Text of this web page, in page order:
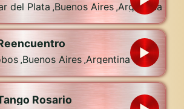
del Plata ,Buenos Aires ,Argentina
,Buenos Aires ,Argentina
Rosario